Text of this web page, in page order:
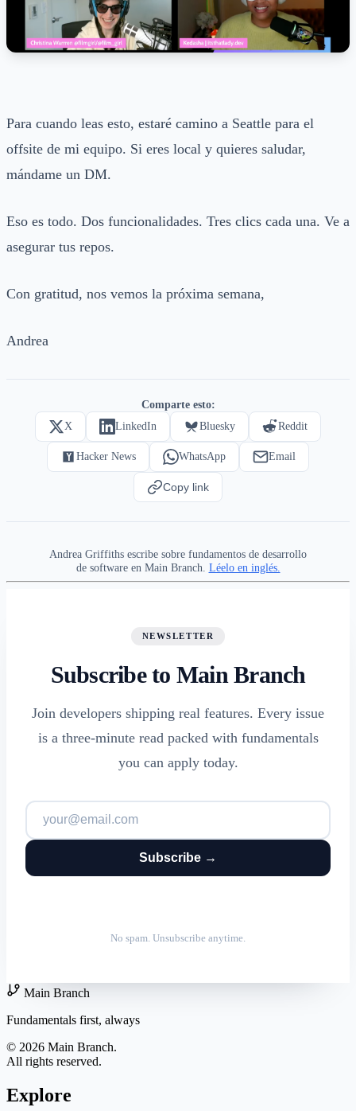
Para cuando leas esto, estaré camino a Seattle para el
offsite de mi equipo. Si eres local y quieres saludar,
mándame un DM.
Eso es todo. Dos funcionalidades. Tres clics cada una. Ve a
asegurar tus repos.
Con gratitud, nos vemos la próxima semana,
Andrea
Comparte esto:
X
LinkedIn Bluesky Reddit
Hacker News WhatsApp Email
Copy link
Andrea Griffiths escribe sobre fundamentos de desarrollo
de software en Main Branch. Léelo en inglés.
NEWSLETTER
Subscribe to Main Branch
Join developers shipping real features. Every issue
is a three-minute read packed with fundamentals
you can apply today.
Subscribe →
No spam. Unsubscribe anytime.
Main Branch
Fundamentals first, always
© 2026 Main Branch.
All rights reserved.
Explore